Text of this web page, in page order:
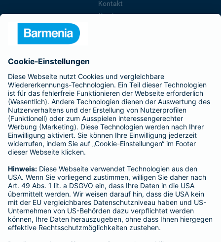
Kontakt
Karriere
Affiliate-Partner werden
Barmenia ist Teil der BarmeniaGothaer
BELIEBTE SEITEN
Kranken-Zusatzversicherung
Tierversicherungen
Haftpflichtversicherung
Hausratversicherung
SERVICE
Adresse ändern
Schaden melden
Kilometerstandsmeldung
Serviceübersicht